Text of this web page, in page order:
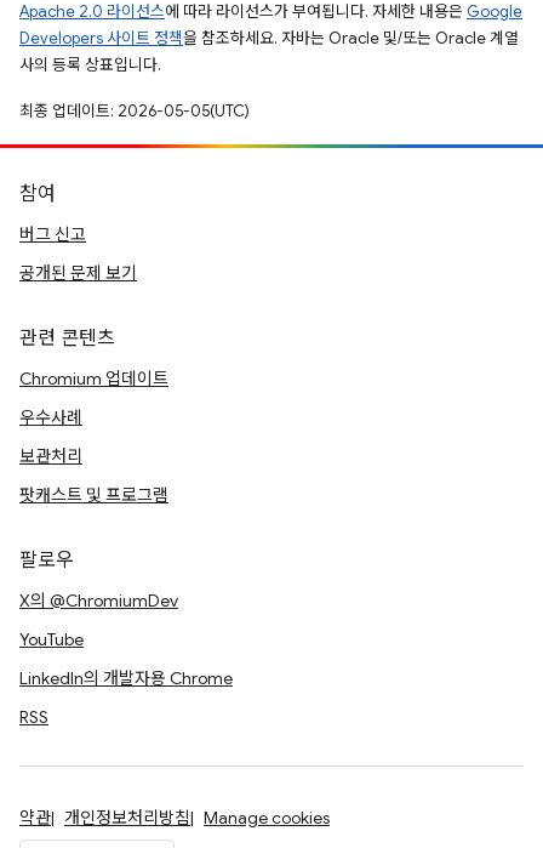
Apache 2.0 라이선스에 따라 라이선스가 부여됩니다. 자세한 내용은 Google
Developers 사이트 정책을 참조하세요. 자바는 Oracle 및/또는 Oracle 계열
사의 등록 상표입니다.
최종 업데이트: 2026-05-05(UTC)
참여
버그 신고
공개된 문제 보기
관련 콘텐츠
Chromium 업데이트
우수사례
보관처리
팟캐스트 및 프로그램
팔로우
X의 @ChromiumDev
YouTube
LinkedIn의 개발자용 Chrome
RSS
약관 개인정보처리방침 Manage cookies